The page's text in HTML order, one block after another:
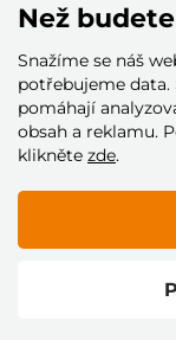
Než
Snažíme se náš
potřebujeme data.
pomáhají
obsah a reklamu.
klikněte zde.